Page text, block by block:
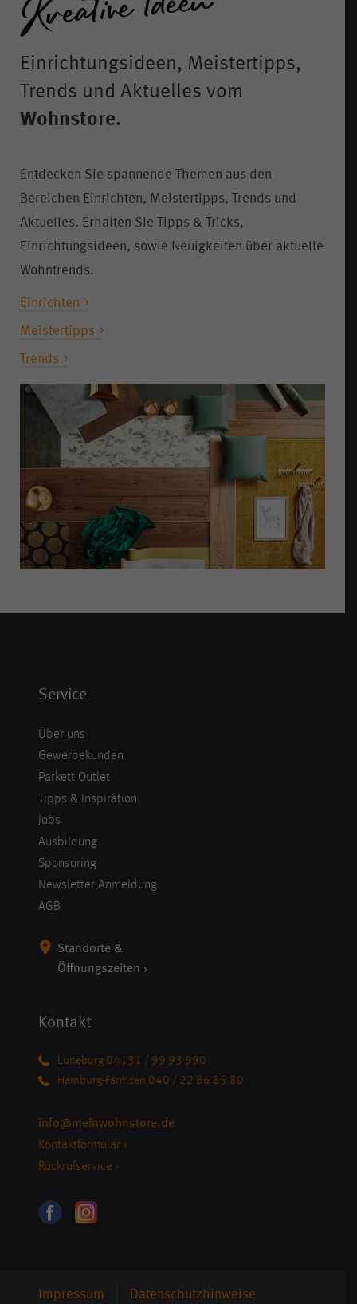
Einrichtungsideen, Meistertipps,
Trends und Aktuelles vom
Wohnstore.
Entdecken Sie spannende Themen aus den
Bereichen Einrichten, Meistertipps, Trends und
Aktuelles. Erhalten Sie Tipps & Tricks,
Einrichtungsideen, sowie Neuigkeiten über aktuelle
Wohntrends.
Einrichten
Meistertipps
Trends
Service
Über uns
Gewerbekunden
Parkett Outlet
Tipps & Inspiration
Jobs
Ausbildung
Sponsoring
Newsletter Anmeldung
AGB
Standorte &
Öffnungszeiten ›
Kontakt
Lüneburg 04131 / 99 93 990
Hamburg-Farmsen 040 / 22 86 85 80
info@meinwohnstore.de
Kontaktformular ›
Rückrufservice ›
Impressum Datenschutzhinweise